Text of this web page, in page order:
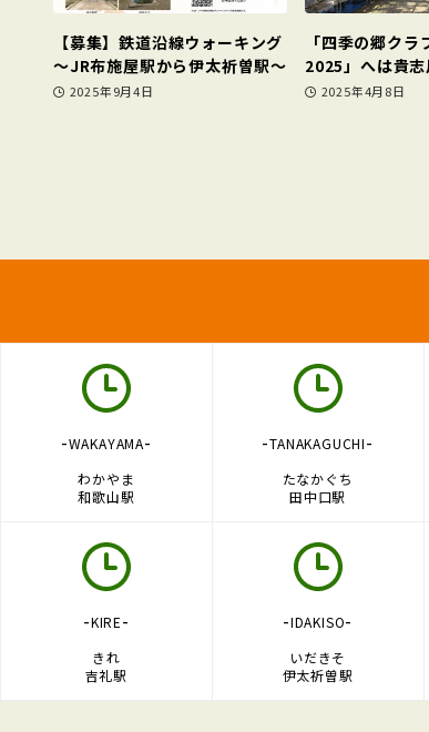
【募集】鉄道沿線ウォーキング
～JR布施屋駅から伊太祈曽駅～
2025年9月4日
「四季の郷クラ
2025」へは貴
2025年4月8日
-WAKAYAMA-
わかやま
和歌山駅
-TANAKAGUCHI-
たなかぐち
田中口駅
-KIRE-
きれ
吉礼駅
-IDAKISO-
いだきそ
伊太祈曽駅